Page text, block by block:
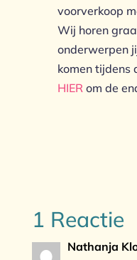
voorverkoop
Wij horen
onderwerpen
komen tijdens
HIERom de
1 Reactie
Nathanja